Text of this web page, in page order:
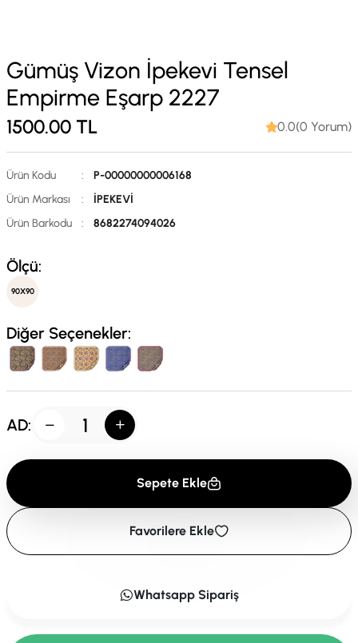
Gümüş Vizon İpekevi Tensel
Empirme Eşarp 2227
1500.00 TL 0.0(0 Yorum)
Ürün Kodu :
P-00000000006168
Ürün Markası
:
İPEKEVİ
Ürün Barkodu
: 8682274094026
Ölçü:
90X90
Diğer Seçenekler:
AD:
Sepete Ekle
Favorilere Ekle
Whatsapp Sipariş